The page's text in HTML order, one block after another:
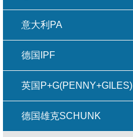
意大利PA
德国IPF
英国P+G(PENNY+GILES)
德国雄克SCHUNK